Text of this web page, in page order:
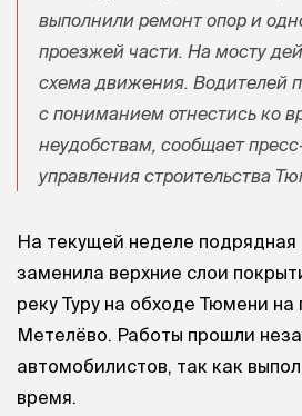
выполнили ремонт опор и
проезжей части. На мосту
схема движения. Водителей
с пониманием отнестись ко
неудобствам, сообщает
управления строительства
На текущей неделе подрядная
заменила верхние слои
реку Туру на обходе Тюмени
Метелёво. Работы прошли
автомобилистов, так как
время.